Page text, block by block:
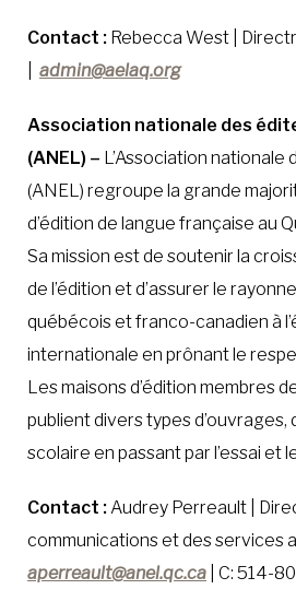
Contact : Rebecca West |
admin@aelaq.org
Association nationale des
(ANEL) – L’Association
(ANEL) regroupe la grande
d’édition de langue française au
Sa mission est de soutenir la
de l’édition et d’assurer le
québécois et franco-canadien à
internationale en prônant le
Les maisons d’édition membres
publient divers types d’ouvrages,
scolaire en passant par l’essai et
Contact :Audrey Perreault |
communications et des services
aperreault@anel.qc.ca | C: 514-